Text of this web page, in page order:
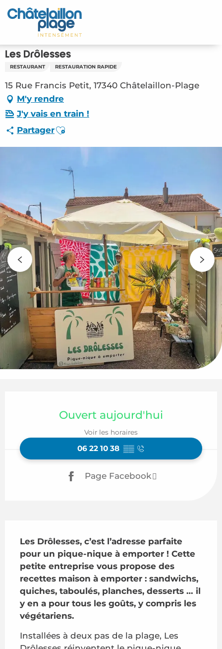
Aller
au
principal
Accueil
Découvrir
Activités
A vivre
Rendez-vous
Votre séjour
Espace Pro
Les Drôlesses
RESTAURANT RESTAURATION RAPIDE
15 Rue Francis Petit, 17340 Châtelaillon-Plage
M'y rendre
J'y vais en train !
PartagerAjouter aux favoris
Ouvert aujourd'hui
Voir les horaires
06 22 10 38 ▒▒
Page Facebook
Les Drôlesses, c’est l’adresse parfaite
pour un pique-nique à emporter ! Cette
petite entreprise vous propose des
recettes maison à emporter : sandwichs,
quiches, taboulés, planches, desserts … il
y en a pour tous les goûts, y compris les
végétariens.
Installées à deux pas de la plage, Les